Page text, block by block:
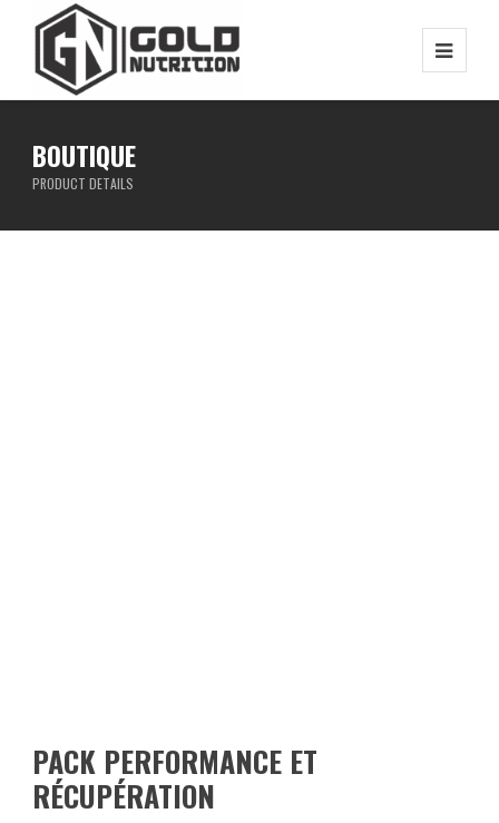
BOUTIQUE
PRODUCT DETAILS
PACK PERFORMANCE ET
RÉCUPÉRATION